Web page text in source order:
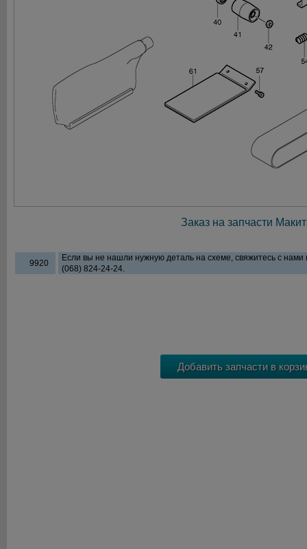
Заказ на запчасти
9920
Если вы не нашли нужную деталь на схеме, свяжитесь с
(068) 824-24-24.